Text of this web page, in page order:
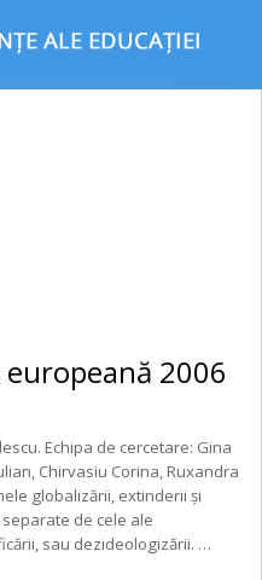
2006
Echipa de cercetare: Gina
Chirvasiu Corina, Ruxandra
globalizării, extinderii şi
de cele ale
sau dezideologizării. …